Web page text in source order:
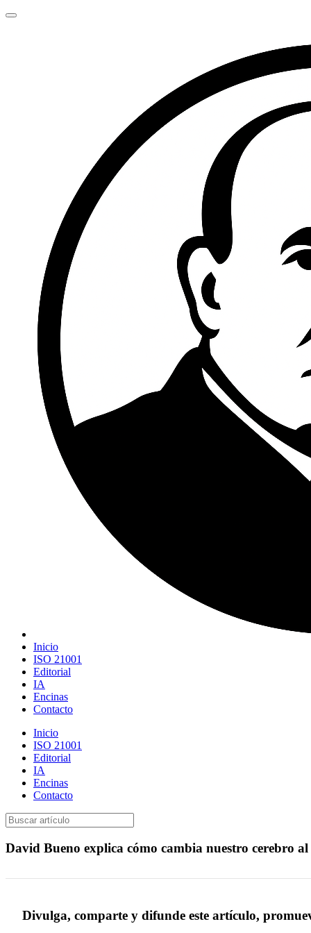
Inicio
ISO 21001
Editorial
IA
Encinas
Contacto
Inicio
ISO 21001
Editorial
IA
Encinas
Contacto
David Bueno explica cómo cambia nuestro cerebro
Divulga, comparte y difunde este artículo,